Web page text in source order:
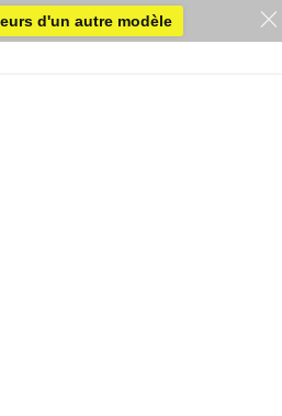
d'un autre modèle